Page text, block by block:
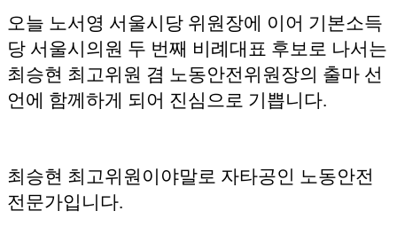
오늘 노서영 서울시당 위원장에 이어 기본소득
당 서울시의원 두 번째 비례대표 후보로 나서는
최승현 최고위원 겸 노동안전위원장의 출마 선
언에 함께하게 되어 진심으로 기쁩니다.
최승현 최고위원이야말로 자타공인 노동안전
전문가입니다.